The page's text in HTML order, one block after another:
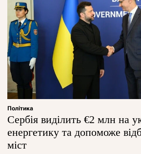
Політика
Сербія виділить €2 млн на
енергетику та допоможе
міст